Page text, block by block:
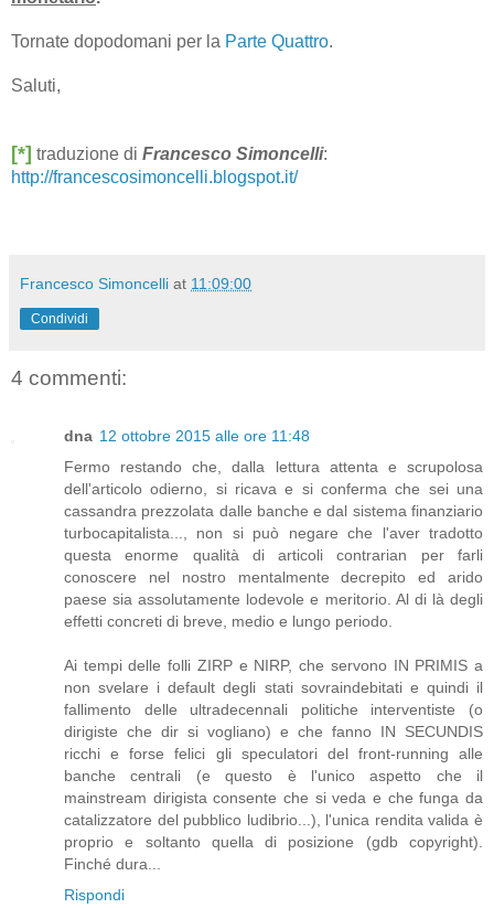
Tornate dopodomani per la Parte Quattro.
Saluti,
[*] traduzione di Francesco Simoncelli:
http://francescosimoncelli.blogspot.it/
Francesco Simoncelli at 11:09:00
Condividi
4 commenti:
dna 12 ottobre 2015 alle ore 11:48
Fermo restando che, dalla lettura attenta e scrupolosa
dell'articolo odierno, si ricava e si conferma che sei una
cassandra prezzolata dalle banche e dal sistema finanziario
turbocapitalista..., non si può negare che l'aver tradotto
questa enorme qualità di articoli contrarian per farli
conoscere nel nostro mentalmente decrepito ed arido
paese sia assolutamente lodevole e meritorio. Al di là degli
effetti concreti di breve, medio e lungo periodo.
Ai tempi delle folli ZIRP e NIRP, che servono IN PRIMIS a
non svelare i default degli stati sovraindebitati e quindi il
fallimento delle ultradecennali politiche interventiste (o
dirigiste che dir si vogliano) e che fanno IN SECUNDIS
ricchi e forse felici gli speculatori del front-running alle
banche centrali (e questo è l'unico aspetto che il
mainstream dirigista consente che si veda e che funga da
catalizzatore del pubblico ludibrio...), l'unica rendita valida è
proprio e soltanto quella di posizione (gdb copyright).
Finché dura...
Rispondi